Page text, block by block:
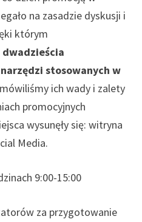
na zasadzie dyskusji i
którym
dwadzieścia
stosowanych w
ich wady i zalety
promocyjnych
wysunęły się: witryna
Media.
9:00-15:00
za przygotowanie